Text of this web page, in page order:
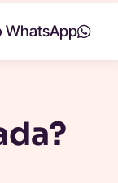
WhatsApp